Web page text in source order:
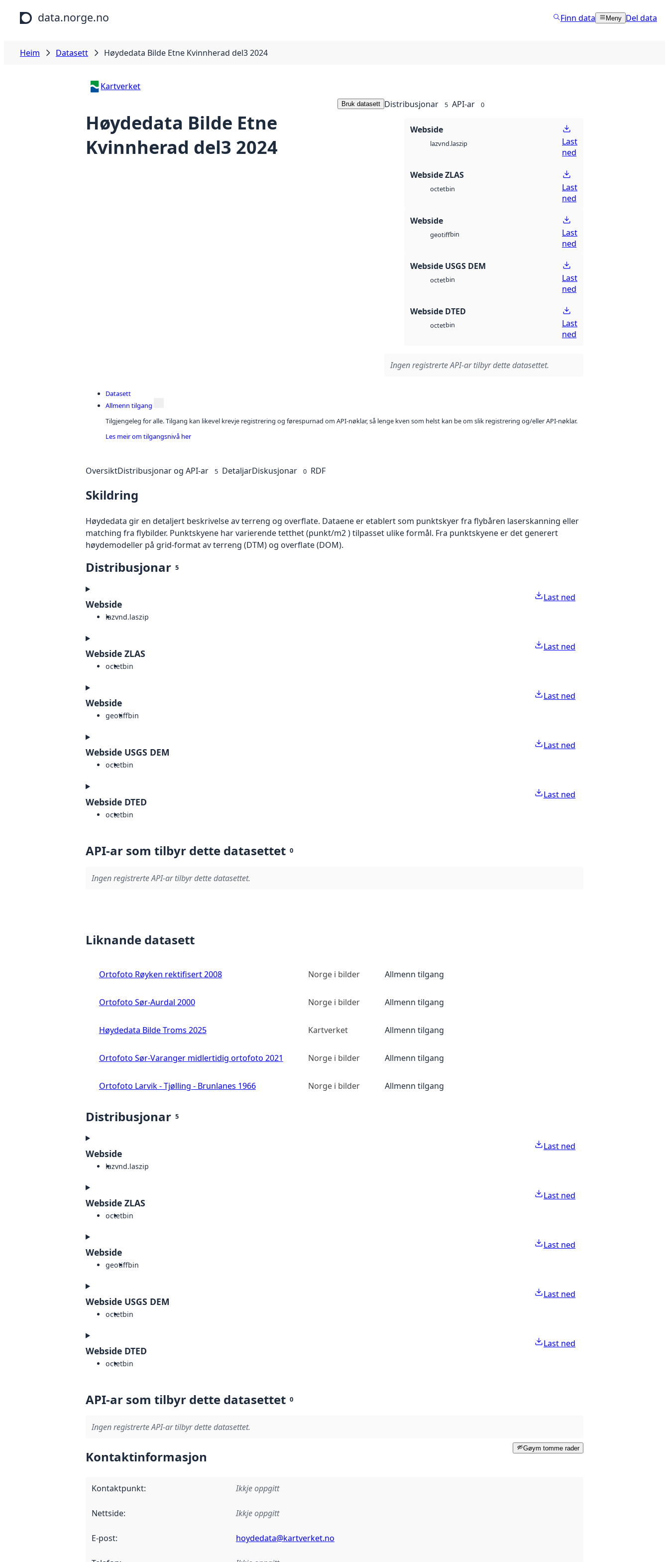
Hopp til hovudinnhald
data.norge.no Finn data Meny Del data
Heim Datasett Høydedata Bilde Etne Kvinnherad del3 2024
Kartverket
Høydedata Bilde Etne
Kvinnherad del3 2024
Bruk datasett Distribusjonar 5 API-ar 0
Webside
lazvnd.laszip
Last
ned
Webside ZLAS
octetbin
Last
ned
Webside
geotiffbin
Last
ned
Webside USGS DEM
octetbin
Last
ned
Webside DTED
octetbin
Last
ned
Ingen registrerte API-ar tilbyr dette datasettet.
Datasett
Allmenn tilgang
Tilgjengeleg for alle. Tilgang kan likevel krevje registrering og førespurnad om API-nøklar, så lenge kven som helst kan be om slik registrering og/eller API-nøklar.
Les meir om tilgangsnivå her
OversiktDistribusjonar og API-ar 5 DetaljarDiskusjonar 0 RDF
Skildring
Høydedata gir en detaljert beskrivelse av terreng og overflate. Dataene er etablert som punktskyer fra flybåren laserskanning eller
matching fra flybilder. Punktskyene har varierende tetthet (punkt/m2 ) tilpasset ulike formål. Fra punktskyene er det generert
høydemodeller på grid-format av terreng (DTM) og overflate (DOM).
Distribusjonar 5
Webside
lazvnd.laszip
Last ned
Webside ZLAS
octetbin
Last ned
Webside
geotiffbin
Last ned
Webside USGS DEM
octetbin
Last ned
Webside DTED
octetbin
Last ned
API-ar som tilbyr dette datasettet 0
Ingen registrerte API-ar tilbyr dette datasettet.
Liknande datasett
Ortofoto Røyken rektifisert 2008 Norge i bilder Allmenn tilgang
Ortofoto Sør-Aurdal 2000 Norge i bilder Allmenn tilgang
Høydedata Bilde Troms 2025 Kartverket Allmenn tilgang
Ortofoto Sør-Varanger midlertidig ortofoto 2021 Norge i bilder Allmenn tilgang
Ortofoto Larvik - Tjølling - Brunlanes 1966 Norge i bilder Allmenn tilgang
Distribusjonar 5
Webside
lazvnd.laszip
Last ned
Webside ZLAS
octetbin
Last ned
Webside
geotiffbin
Last ned
Webside USGS DEM
octetbin
Last ned
Webside DTED
octetbin
Last ned
API-ar som tilbyr dette datasettet 0
Ingen registrerte API-ar tilbyr dette datasettet.
Gøym tomme rader
Kontaktinformasjon
Kontaktpunkt: Ikkje oppgitt
Nettside: Ikkje oppgitt
E-post: hoydedata@kartverket.no